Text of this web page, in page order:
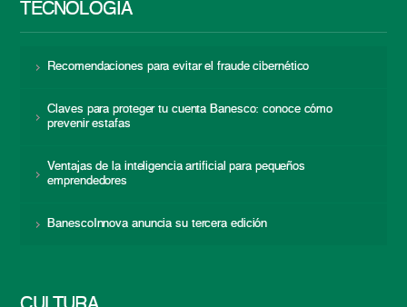
TECNOLOGÍA
Recomendaciones para evitar el fraude cibernético
Claves para proteger tu cuenta Banesco: conoce cómo
prevenir estafas
Ventajas de la inteligencia artificial para pequeños
emprendedores
BanescoInnova anuncia su tercera edición